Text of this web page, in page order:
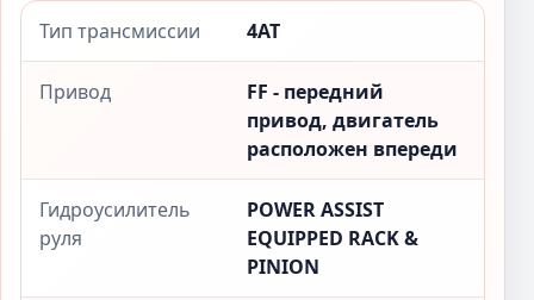
Тип трансмиссии 4AT
Привод
FF - передний
привод, двигатель
расположен впереди
Гидроусилитель
руля
POWER ASSIST
EQUIPPED RACK &
PINION